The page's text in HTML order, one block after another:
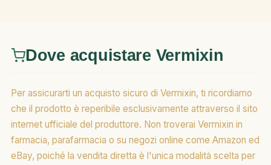
Dove acquistare Vermixin
Per assicurarti un acquisto sicuro di Vermixin, ti ricordiamo
che il prodotto è reperibile esclusivamente attraverso il sito
internet ufficiale del produttore. Non troverai Vermixin in
farmacia, parafarmacia o su negozi online come Amazon ed
eBay, poiché la vendita diretta è l'unica modalità scelta per